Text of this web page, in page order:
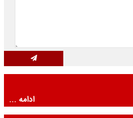
ادامه ...